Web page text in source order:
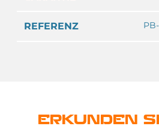
REFERENZ
ERKUNDEN